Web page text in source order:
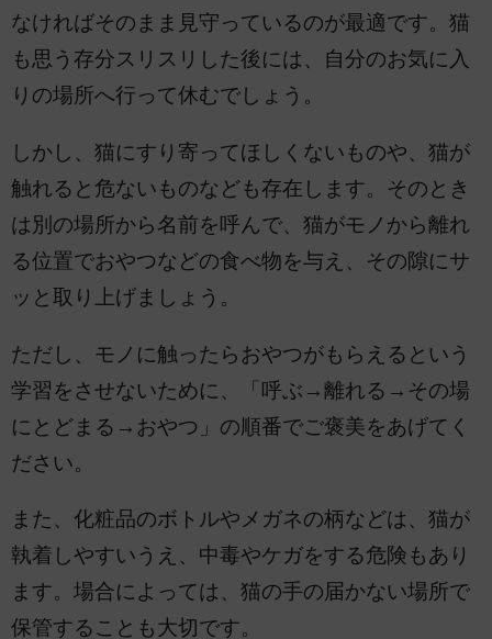
なければそのまま見守っているのが最適です。猫
も思う存分スリスリした後には、自分のお気に入
りの場所へ行って休むでしょう。
しかし、猫にすり寄ってほしくないものや、猫が
触れると危ないものなども存在します。そのとき
は別の場所から名前を呼んで、猫がモノから離れ
る位置でおやつなどの食べ物を与え、その隙にサ
ッと取り上げましょう。
ただし、モノに触ったらおやつがもらえるという
学習をさせないために、「呼ぶ→離れる→その場
にとどまる→おやつ」の順番でご褒美をあげてく
ださい。
また、化粧品のボトルやメガネの柄などは、猫が
執着しやすいうえ、中毒やケガをする危険もあり
ます。場合によっては、猫の手の届かない場所で
保管することも大切です。